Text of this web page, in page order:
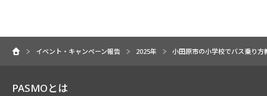
イベント・キャンペーン報告 2025年 小田原市の小学校でバス乗り方
PASMOとは